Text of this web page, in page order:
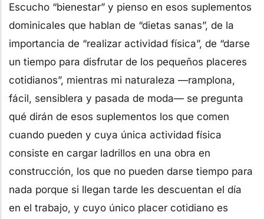
Escucho “bienestar” y pienso en esos suplementos
dominicales que hablan de “dietas sanas”, de la
importancia de “realizar actividad física”, de “darse
un tiempo para disfrutar de los pequeños placeres
cotidianos”, mientras mi naturaleza —ramplona,
fácil, sensiblera y pasada de moda— se pregunta
qué dirán de esos suplementos los que comen
cuando pueden y cuya única actividad física
consiste en cargar ladrillos en una obra en
construcción, los que no pueden darse tiempo para
nada porque si llegan tarde les descuentan el día
en el trabajo, y cuyo único placer cotidiano es